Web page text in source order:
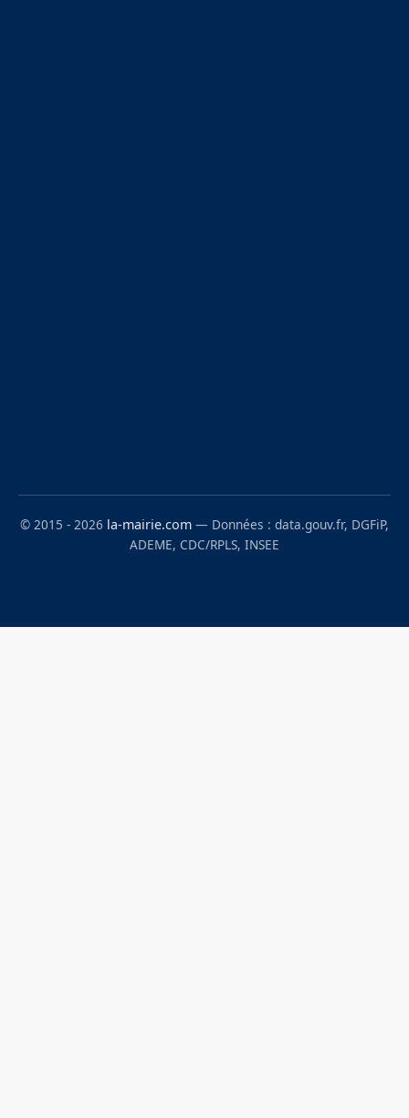
© 2015 - 2026 la-mairie.com — Données : data.gouv.fr, DGFiP,
ADEME, CDC/RPLS, INSEE